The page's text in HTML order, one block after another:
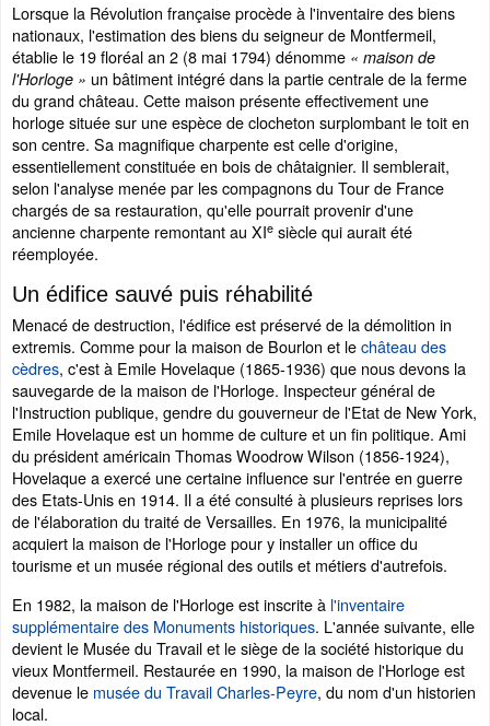
Lorsque la Révolution française procède à l'inventaire des biens
nationaux, l'estimation des biens du seigneur de Montfermeil,
établie le 19 floréal an 2 (8 mai 1794) dénomme « maison de
l'Horloge » un bâtiment intégré dans la partie centrale de la ferme
du grand château. Cette maison présente effectivement une
horloge située sur une espèce de clocheton surplombant le toit en
son centre. Sa magnifique charpente est celle d'origine,
essentiellement constituée en bois de châtaignier. Il semblerait,
selon l'analyse menée par les compagnons du Tour de France
chargés de sa restauration, qu'elle pourrait provenir d'une
ancienne charpente remontant au XIe siècle qui aurait été
réemployée.
Un édifice sauvé puis réhabilité
Menacé de destruction, l'édifice est préservé de la démolition in
extremis. Comme pour la maison de Bourlon et lechâteau des
cèdres, c'est à Emile Hovelaque (1865-1936) que nous devons la
sauvegarde de la maison de l'Horloge. Inspecteur général de
l'Instruction publique, gendre du gouverneur de l'Etat de New York,
Emile Hovelaque est un homme de culture et un fin politique. Ami
du président américain Thomas Woodrow Wilson (1856-1924),
Hovelaque a exercé une certaine influence sur l'entrée en guerre
des Etats-Unis en 1914. Il a été consulté à plusieurs reprises lors
de l'élaboration du traité de Versailles. En 1976, la municipalité
acquiert la maison de l'Horloge pour y installer un office du
tourisme et un musée régional des outils et métiers d'autrefois.
En 1982, la maison de l'Horloge est inscrite à l'inventaire
supplémentaire des Monuments historiques. L'année suivante, elle
devient le Musée du Travail et le siège de la société historique du
vieux Montfermeil. Restaurée en 1990, la maison de l'Horloge est
devenue le musée du Travail Charles-Peyre, du nom d'un historien
local.